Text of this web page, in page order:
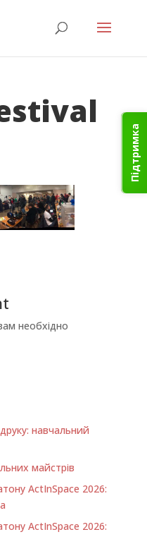
Підтримка
необхідно
навчальний
майстрів
ActInSpace 2026:
ActInSpace 2026: